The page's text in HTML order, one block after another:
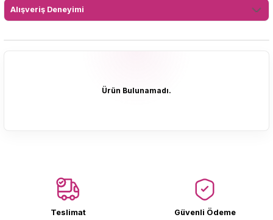
Alışveriş Deneyimi
Ürün Bulunamadı.
Teslimat
Güvenli Ödeme